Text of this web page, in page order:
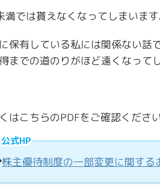
満では貰えなくなってしまいます
保有している私には関係ない話
までの道のりがほど遠くなって
はこちらのPDFをご確認ください
公式HP
株主優待制度の一部変更に関する